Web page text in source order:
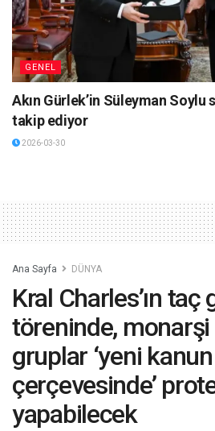
GENEL
Akın Gürlek’in Süleyman Soylu
takip ediyor
2026-03-30
Ana Sayfa DÜNYA
Kral Charles’ın taç
töreninde, monarşi
gruplar ‘yeni kanun
çerçevesinde’
yapabilecek